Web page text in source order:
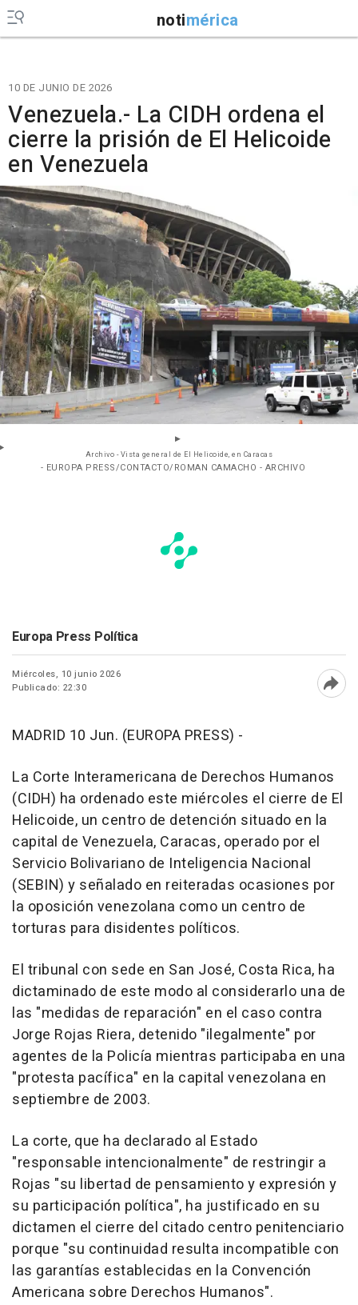
notimérica
10 DE JUNIO DE 2026
Venezuela.- La CIDH ordena el
cierre la prisión de El Helicoide
en Venezuela
Archivo - Vista general de El Helicoide, en Caracas
- EUROPA PRESS/CONTACTO/ROMAN CAMACHO - ARCHIVO
Europa Press Política
Miércoles, 10 junio 2026
Publicado: 22:30
MADRID 10 Jun. (EUROPA PRESS) -
La Corte Interamericana de Derechos Humanos
(CIDH) ha ordenado este miércoles el cierre de El
Helicoide, un centro de detención situado en la
capital de Venezuela, Caracas, operado por el
Servicio Bolivariano de Inteligencia Nacional
(SEBIN) y señalado en reiteradas ocasiones por
la oposición venezolana como un centro de
torturas para disidentes políticos.
El tribunal con sede en San José, Costa Rica, ha
dictaminado de este modo al considerarlo una de
las "medidas de reparación" en el caso contra
Jorge Rojas Riera, detenido "ilegalmente" por
agentes de la Policía mientras participaba en una
"protesta pacífica" en la capital venezolana en
septiembre de 2003.
La corte, que ha declarado al Estado
"responsable intencionalmente" de restringir a
Rojas "su libertad de pensamiento y expresión y
su participación política", ha justificado en su
dictamen el cierre del citado centro penitenciario
porque "su continuidad resulta incompatible con
las garantías establecidas en la Convención
Americana sobre Derechos Humanos".